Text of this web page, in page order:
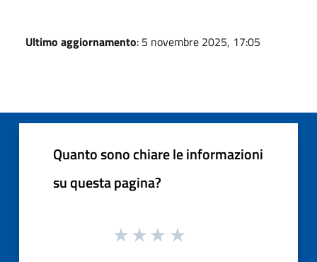
Ultimo aggiornamento: 5 novembre 2025, 17:05
Quanto sono chiare le informazioni
su questa pagina?